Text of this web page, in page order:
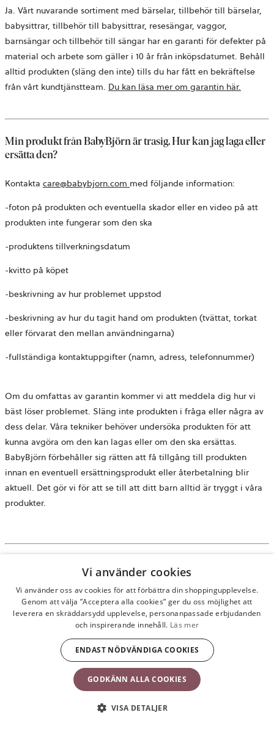
Ja. Vårt nuvarande sortiment med bärselar, tillbehör till bärselar,
babysittrar, tillbehör till babysittrar, resesängar, vaggor,
barnsängar och tillbehör till sängar har en garanti för defekter på
material och arbete som gäller i 10 år från inköpsdatumet. Behåll
alltid produkten (släng den inte) tills du har fått en bekräftelse
från vårt kundtjänstteam. Du kan läsa mer om garantin här.
Min produkt från BabyBjörn är trasig. Hur kan jag laga eller
ersätta den?
Kontakta care@babybjorn.com öppnas
en
ny
flik
med följande information:
-foton på produkten och eventuella skador eller en video på att
produkten inte fungerar som den ska
-produktens tillverkningsdatum
-kvitto på köpet
-beskrivning av hur problemet uppstod
-beskrivning av hur du tagit hand om produkten (tvättat, torkat
eller förvarat den mellan användningarna)
-fullständiga kontaktuppgifter (namn, adress, telefonnummer)
Om du omfattas av garantin kommer vi att meddela dig hur vi
bäst löser problemet. Släng inte produkten i fråga eller några av
dess delar. Våra tekniker behöver undersöka produkten för att
kunna avgöra om den kan lagas eller om den ska ersättas.
BabyBjörn förbehåller sig rätten att få tillgång till produkten
innan en eventuell ersättningsprodukt eller återbetalning blir
aktuell. Det gör vi för att se till att ditt barn alltid är tryggt i våra
produkter.
Var hittar jag modellnummer och tillverkningsdatum på
mina BabyBjörn-produkter?
Alla BabyBjörn-produkter har ett tillverkningskort med modellens
namn, nummer och tillverkningsdatum för registrering.
Plastprodukter har tillverkningsdatum i små klockliknande siffror
på produktens undersida. Tygprodukter har en liten lapp under
tvättinstruktionerna med artikelnummer och tillverkningsdatum.
Skicka ett mejl till care@babybjorn.com om du inte kan hitta
Vi använder cookies
Vi använder oss av cookies för att förbättra din shoppingupplevelse.
Genom att välja ”Acceptera alla cookies” ger du oss möjlighet att
leverera en skräddarsydd upplevelse, personanpassade erbjudanden
och inspirerande innehåll. Läs mer
GODKÄNN ALLA COOKIES
ENDAST NÖDVÄNDIGA COOKIES
VISA DETALJER